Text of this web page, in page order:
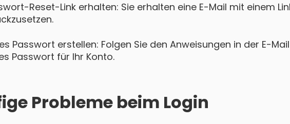
Reset-Link erhalten: Sie erhalten eine E-Mail mit einem
Passwort erstellen: Folgen Sie den Anweisungen in der E-
Passwort für Ihr Konto.
Probleme beim Login